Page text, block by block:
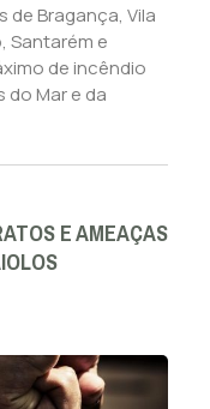
Bragança, Vila
Santarém e
de incêndio
Mar e da
E AMEAÇAS